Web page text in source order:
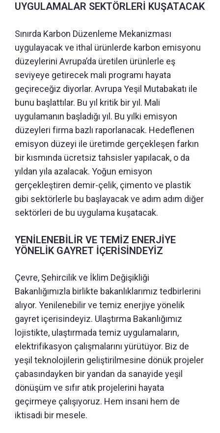
UYGULAMALAR SEKTÖRLERİ KUŞATACAK
Sınırda Karbon Düzenleme Mekanizması
uygulayacak ve ithal ürünlerde karbon emisyonu
düzeylerini Avrupa’da üretilen ürünlerle eş
seviyeye getirecek mali programı hayata
geçireceğiz diyorlar. Avrupa Yeşil Mutabakatı ile
bunu başlattılar. Bu yıl kritik bir yıl. Mali
uygulamanın başladığı yıl. Bu yılki emisyon
düzeyleri firma bazlı raporlanacak. Hedeflenen
emisyon düzeyi ile üretimde gerçekleşen farkın
bir kısmında ücretsiz tahsisler yapılacak, o da
yıldan yıla azalacak. Yoğun emisyon
gerçekleştiren demir-çelik, çimento ve plastik
gibi sektörlerle bu başlayacak ve adım adım diğer
sektörleri de bu uygulama kuşatacak.
YENİLENEBİLİR VE TEMİZ ENERJİYE
YÖNELİK GAYRET İÇERİSİNDEYİZ
Çevre, Şehircilik ve İklim Değişikliği
Bakanlığımızla birlikte bakanlıklarımız tedbirlerini
alıyor. Yenilenebilir ve temiz enerjiye yönelik
gayret içerisindeyiz. Ulaştırma Bakanlığımız
lojistikte, ulaştırmada temiz uygulamaların,
elektrifikasyon çalışmalarını yürütüyor. Biz de
yeşil teknolojilerin geliştirilmesine dönük projeler
çabasındayken bir yandan da sanayide yeşil
dönüşüm ve sıfır atık projelerini hayata
geçirmeye çalışıyoruz. Hem insani hem de
iktisadi bir mesele.